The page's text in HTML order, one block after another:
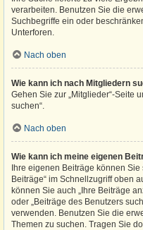
verarbeiten. Benutzen Sie die
Suchbegriffe ein oder
Unterforen.
Nach oben
Wie kann ich nach Mitgliedern
Gehen Sie zur „Mitglieder“-Seite
suchen“.
Nach oben
Wie kann ich meine eigenen
Ihre eigenen Beiträge können
Beiträge“ im Schnellzugriff oben
können Sie auch „Ihre Beiträge
oder „Beiträge des Benutzers
verwenden. Benutzen Sie die
Themen zu suchen. Tragen Sie